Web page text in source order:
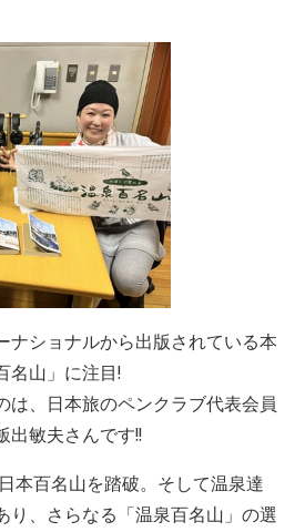
ナショナルから出版されている本
名山」に注目!
は、日本旅のペンクラブ代表会員
出敏夫さんです!!
本百名山を踏破。そして温泉達
り、さらなる「温泉百名山」の選